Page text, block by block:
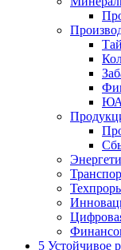
5 Устойчивое